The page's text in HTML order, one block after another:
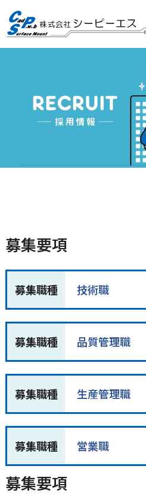
Skip
to
content
募集要項
募集職種 技術職
募集職種 品質管理職
募集職種 生産管理職
募集職種 営業職
募集要項